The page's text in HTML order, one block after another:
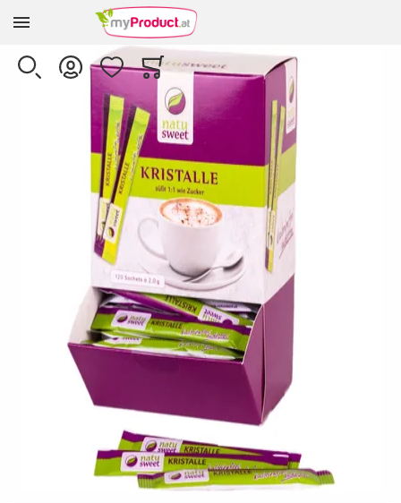
Zur Homepage
SUCHE KONTO WUNSCHLISTEWARENKORB
Minicart
Skip to the end of the images gallery